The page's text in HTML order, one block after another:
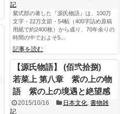
記
紫式部の著した『源氏物語』は、100万
文字・22万文節・54帖（400字詰め原稿
用紙で約2400枚）から成り、70年余りの
時間の中でおよそ5...
記事を読む
【源氏物語】 (佰弐拾捌)
若菜上 第八章 紫の上の物
語 紫の上の境遇と絶望感
2015/10/16 日本文化 ,書物雑
記